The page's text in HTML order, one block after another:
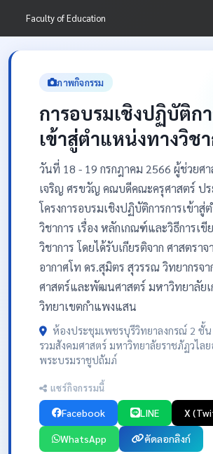
Faculty of Education
ภาพกิจกรรม
การอบรมเชิงปฏิบัติก
เข้าสู่ตำแหน่งทางวิช
วันที่ 18 - 19 กรกฎาคม 2566 ผู้ช่วยศา
เจริญ ศรขวัญ คณบดีคณะครุศาสตร์ ปร
โครงการอบรมเชิงปฏิบัติการการเข้าสู่
วิชาการ เรื่อง หลักเกณฑ์และวิธีการเขี
วิชาการ โดยได้รับเกียรติจาก ศาสตราจ
อากาศโท ดร.สุมิตร สุวรรณ วิทยากรจ
ศาสตร์และพัฒนศาสตร์ มหาวิทยาลัย
วิทยาเขตกำแพงแสน
ห้องประชุมเพชรบุรีวิทยาลงกรณ์ 2 ชั้น
รวมสังคมศาสตร์ มหาวิทยาลัยราชภัฏวไล
พระบรมราชูปถัมภ์
แชร์กิจกรรมนี้
Facebook LINE X
WhatsApp คัดลอกลิงก์